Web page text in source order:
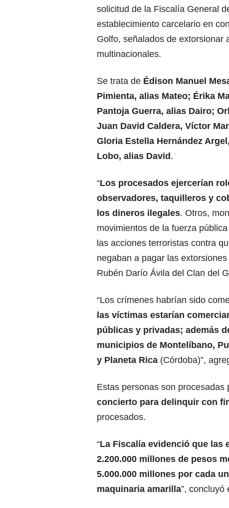
solicitud de la Fiscalía General
establecimiento carcelario en
Golfo, señalados de extorsionar
multinacionales.
Se trata de Édison Manuel
Pimienta, alias Mateo; Érika
Pantoja Guerra, alias Dairo;
Juan David Caldera, Víctor
Gloria Estella Hernández
Lobo, alias David .
“Los procesados ejercerían
observadores, taquilleros y
los dineros ilegales. Otros,
movimientos de la fuerza
las acciones terroristas contra
negaban a pagar las
Rubén Darío Ávila del Clan del
“Los crímenes habrían sido
las víctimas estarían
públicas y privadas; además
municipios de Montelíbano,
y Planeta Rica (Córdoba)”,
Estas personas son
concierto para delinquir con
procesados.
“La Fiscalía evidenció que las
2.200.000 millones de pesos
5.000.000 millones por cada
maquinaria amarilla”, concluyó